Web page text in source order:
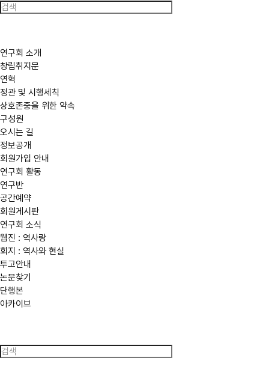
한
국
구
회
연구회 소개
창립취지문
연혁
정관 및 시행세칙
상호존중을 위한 약속
구성원
오시는 길
정보공개
회원가입 안내
연구회 활동
연구반
공간예약
회원게시판
연구회 소식
웹진 : 역사랑
회지 : 역사와 현실
투고안내
논문찾기
단행본
아카이브